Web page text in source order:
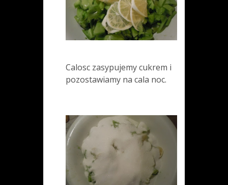
Calosc zasypujemy cukrem i
pozostawiamy na cala noc.